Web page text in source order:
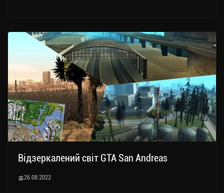
Відзеркалений світ GTA San Andreas
26.08.2022